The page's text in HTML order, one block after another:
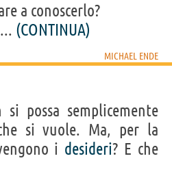
a conoscerlo?
(CONTINUA)
MICHAEL ENDE
si possa semplicemente
si vuole. Ma, per la
i desideri? E che